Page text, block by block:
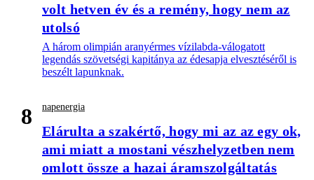
volt hetven év és a remény, hogy nem az
utolsó
A három olimpián aranyérmes vízilabda-válogatott
legendás szövetségi kapitánya az édesapja elvesztéséről is
beszélt lapunknak.
8 napenergia
Elárulta a szakértő, hogy mi az az egy ok,
ami miatt a mostani vészhelyzetben nem
omlott össze a hazai áramszolgáltatás